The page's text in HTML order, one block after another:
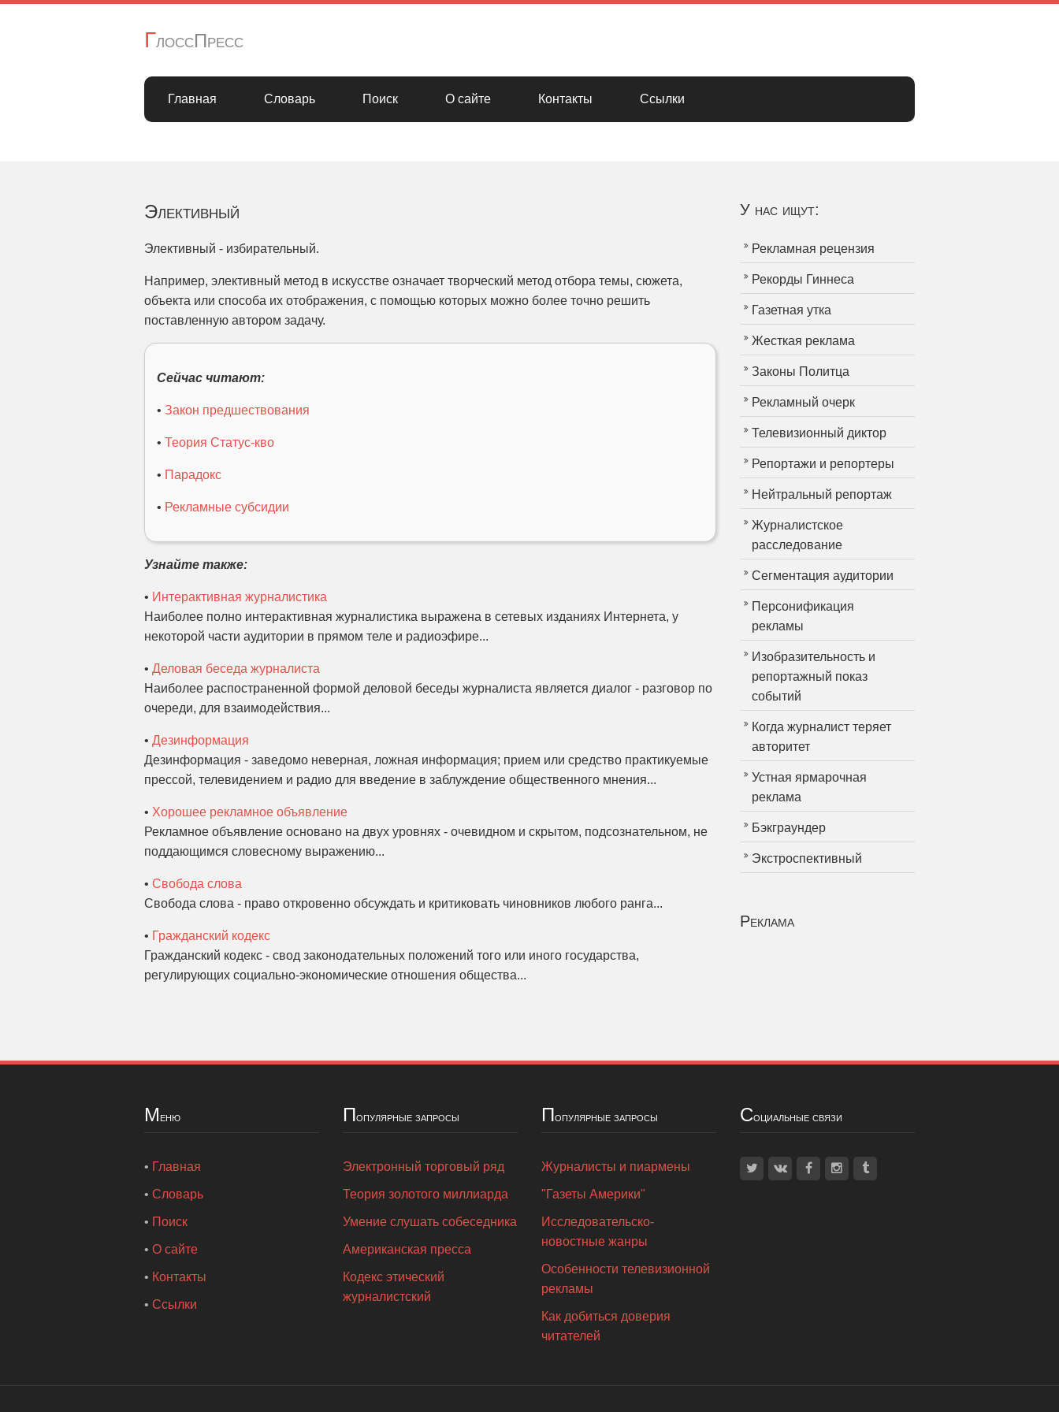
ГлоссПресс
Главная Словарь Поиск О сайте Контакты Ссылки
Элективный
Элективный - избирательный.
Например, элективный метод в искусстве означает творческий метод отбора темы, сюжета,
объекта или способа их отображения, с помощью которых можно более точно решить
поставленную автором задачу.
Сейчас читают:
• Закон предшествования
• Теория Статус-кво
• Парадокс
• Рекламные субсидии
Узнайте также:
• Интерактивная журналистика
Наиболее полно интерактивная журналистика выражена в сетевых изданиях Интернета, у
некоторой части аудитории в прямом теле и радиоэфире...
• Деловая беседа журналиста
Наиболее распостраненной формой деловой беседы журналиста является диалог - разговор по
очереди, для взаимодействия...
• Дезинформация
Дезинформация - заведомо неверная, ложная информация; прием или средство практикуемые
прессой, телевидением и радио для введение в заблуждение общественного мнения...
• Хорошее рекламное объявление
Рекламное объявление основано на двух уровнях - очевидном и скрытом, подсознательном, не
поддающимся словесному выражению...
• Свобода слова
Свобода слова - право откровенно обсуждать и критиковать чиновников любого ранга...
• Гражданский кодекс
Гражданский кодекс - свод законодательных положений того или иного государства,
регулирующих социально-экономические отношения общества...
У нас ищут:
Рекламная рецензия
Рекорды Гиннеса
Газетная утка
Жесткая реклама
Законы Политца
Рекламный очерк
Телевизионный диктор
Репортажи и репортеры
Нейтральный репортаж
Журналистское
расследование
Сегментация аудитории
Персонификация
рекламы
Изобразительность и
репортажный показ
событий
Когда журналист теряет
авторитет
Устная ярмарочная
реклама
Бэкграундер
Экстроспективный
Реклама
Меню
• Главная
• Словарь
• Поиск
• О сайте
• Контакты
• Ссылки
Популярные запросы
Электронный торговый ряд
Теория золотого миллиарда
Умение слушать собеседника
Американская пресса
Кодекс этический
журналистский
Популярные запросы
Журналисты и пиармены
"Газеты Америки"
Исследовательско-
новостные жанры
Особенности телевизионной
рекламы
Как добиться доверия
читателей
Социальные связи